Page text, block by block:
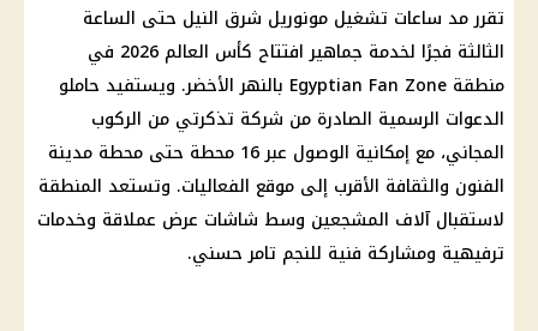
تقرر مد ساعات تشغيل مونوريل شرق النيل حتى الساعة
الثالثة فجرًا لخدمة جماهير افتتاح كأس العالم 2026 في
منطقة Egyptian Fan Zone بالنهر الأخضر. ويستفيد حاملو
الدعوات الرسمية الصادرة من شركة تذكرتي من الركوب
المجاني، مع إمكانية الوصول عبر 16 محطة حتى محطة مدينة
الفنون والثقافة الأقرب إلى موقع الفعاليات. وتستعد المنطقة
لاستقبال آلاف المشجعين وسط شاشات عرض عملاقة وخدمات
ترفيهية ومشاركة فنية للنجم تامر حسني.